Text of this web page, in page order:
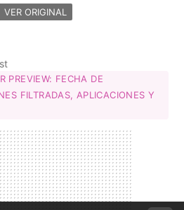
VER ORIGINAL
PREVIEW: FECHA DE
FILTRADAS, APLICACIONES Y